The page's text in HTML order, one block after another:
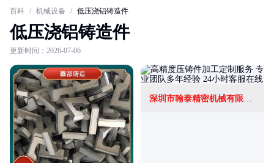
百科 / 机械设备 / 低压浇铝铸造件
低压浇铝铸造件
更新时间：2026-07-06
深圳市翰泰精密机械有限公司